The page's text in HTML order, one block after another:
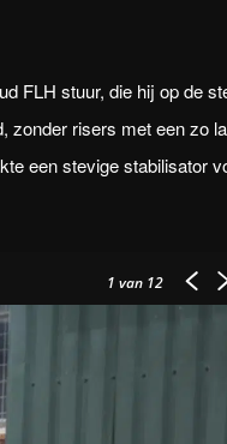
FLH stuur, die hij op de
zonder risers met een zo
een stevige stabilisator
1 van 12